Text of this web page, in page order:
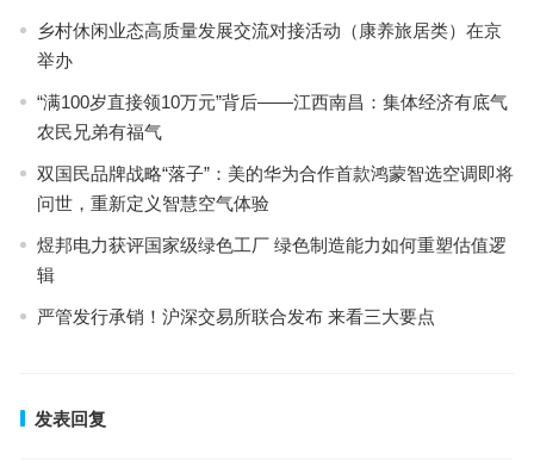
乡村休闲业态高质量发展交流对接活动（康养旅居类）在京
举办
“满100岁直接领10万元”背后——江西南昌：集体经济有底气
农民兄弟有福气
双国民品牌战略“落子”：美的华为合作首款鸿蒙智选空调即将
问世，重新定义智慧空气体验
煜邦电力获评国家级绿色工厂 绿色制造能力如何重塑估值逻
辑
严管发行承销！沪深交易所联合发布 来看三大要点
发表回复